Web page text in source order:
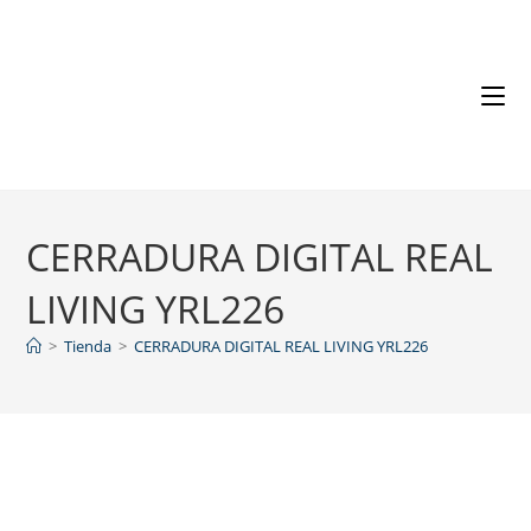
CERRADURA DIGITAL REAL
LIVING YRL226
> Tienda > CERRADURA DIGITAL REAL LIVING YRL226